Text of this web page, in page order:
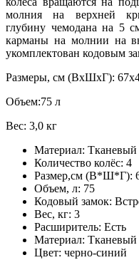
молния на верхней
глубину чемодана на 5
карманы на молнии на
укомплектован кодовым
Размеры, см (ВхШхГ):
Объем:75 л
Вес: 3,0 кг
Материал: Тканевый
Количество колёс: 4
Размер,см (В*Ш*Г):
Объем, л: 75
Кодовый замок:
Вес, кг: 3
Расширитель: Есть
Материал: Тканевый
Цвет: черно-синий